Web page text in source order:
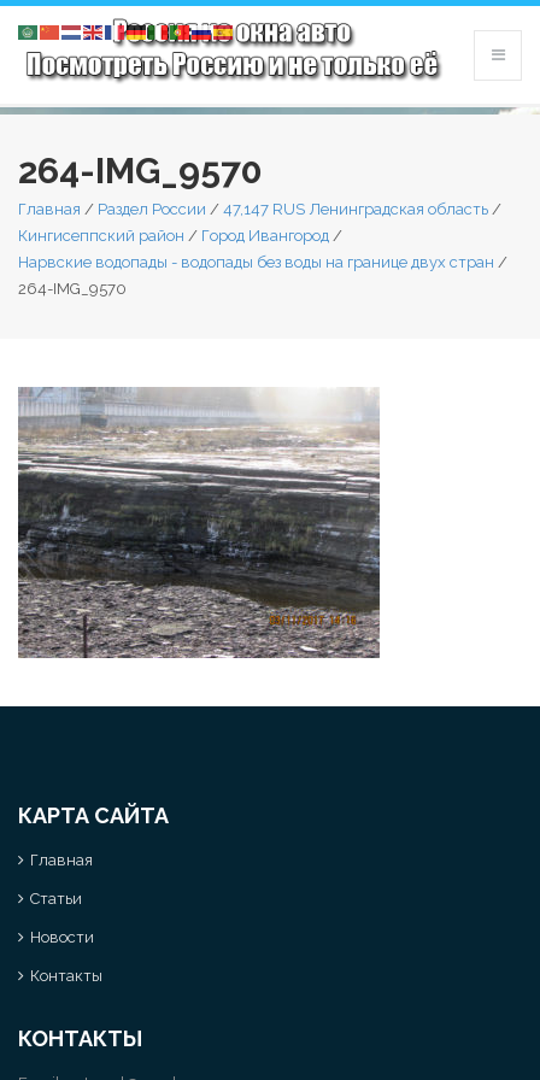
264-IMG_9570
Главная / Раздел России / 47,147 RUS Ленинградская область /
Кингисеппский район / Город Ивангород /
Нарвские водопады - водопады без воды на границе двух стран /
264-IMG_9570
КАРТА САЙТА
Главная
Статьи
Новости
Контакты
КОНТАКТЫ